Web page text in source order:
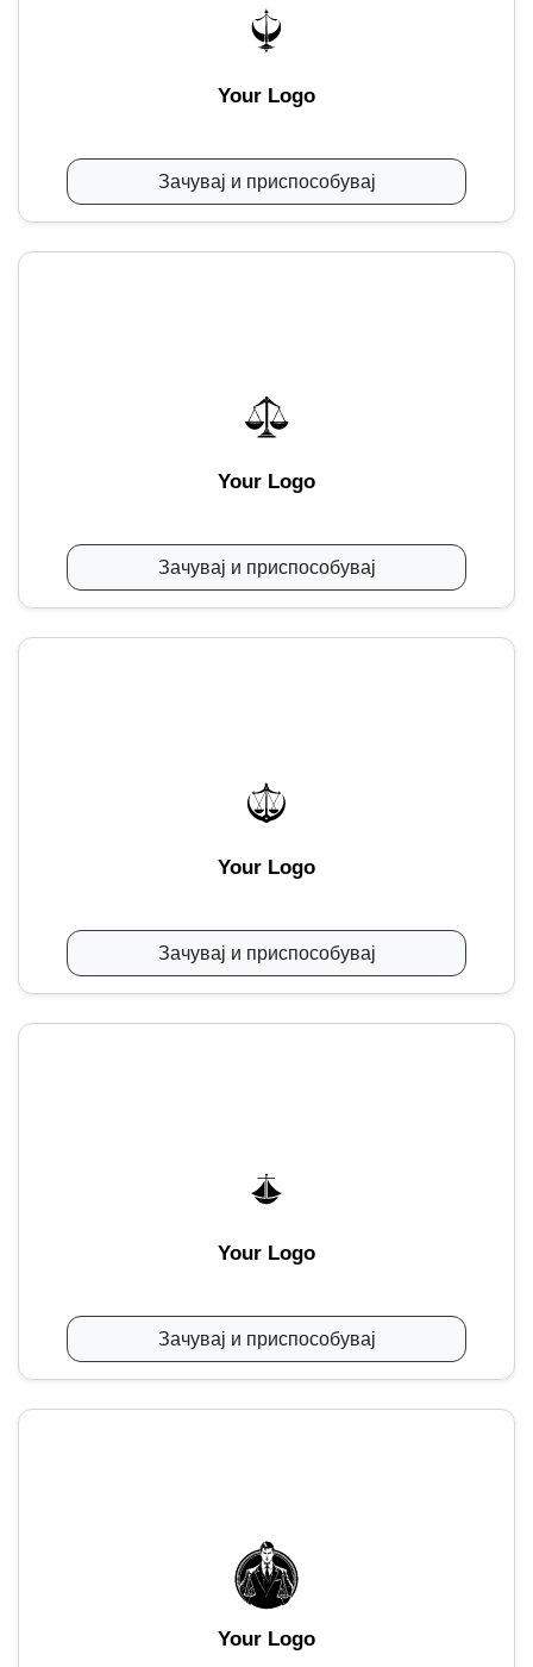
Your Logo
Зачувај и приспособувај
Your Logo
Зачувај и приспособувај
Your Logo
Зачувај и приспособувај
Your Logo
Зачувај и приспособувај
Your Logo